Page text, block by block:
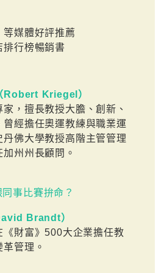
媒體好評推薦
行榜暢銷書
Robert Kriegel）
，擅長教授大膽、創新、
曾經擔任奧運教練與職業運
佛大學教授高階主管管理
州州長顧問。
事比賽拚命？
Brandt）
《財富》500大企業擔任教
管理。